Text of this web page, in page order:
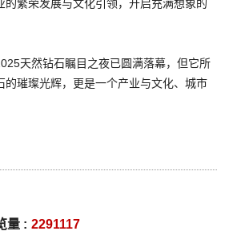
的繁荣发展与文化引领，开启充满想象的
天然钻石瞩目之夜已圆满落幕，但它所
的璀璨光辉，更是一个产业与文化、城市
量 : 2291117